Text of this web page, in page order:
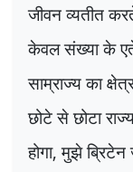
जीवन व्यतीत
केवल संख्या के
साम्राज्य का
छोटे से छोटा
होगा,मुझे ब्रिटेन